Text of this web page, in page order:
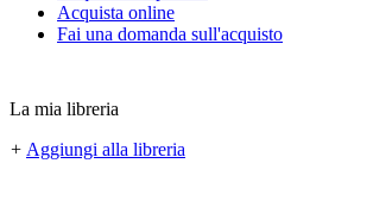
Acquista online
Fai una domanda sull'acquisto
La mia libreria
+ Aggiungi alla libreria